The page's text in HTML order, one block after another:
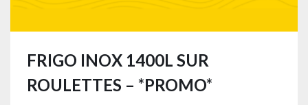
FRIGO INOX 1400L SUR
ROULETTES – *PROMO*